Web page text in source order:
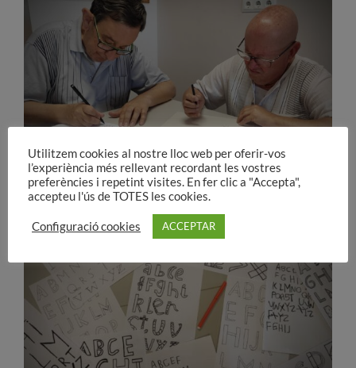
Utilitzem cookies al nostre lloc web per oferir-vos
l’experiència més rellevant recordant les vostres
preferències i repetint visites. En fer clic a "Accepta",
accepteu l'ús de TOTES les cookies.
Configuració cookies ACCEPTAR